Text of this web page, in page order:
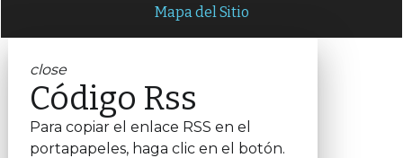
Mapa del Sitio
close
Código Rss
Para copiar el enlace RSS en el
portapapeles, haga clic en el botón.